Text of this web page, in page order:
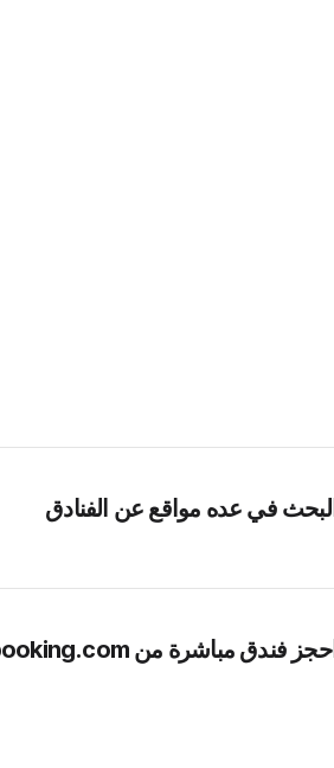
البحث في عده مواقع عن الفنادق
احجز فندق مباشرة من booking.com